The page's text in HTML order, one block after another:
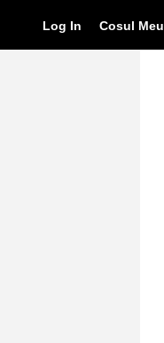
Cosul Meu
Log In